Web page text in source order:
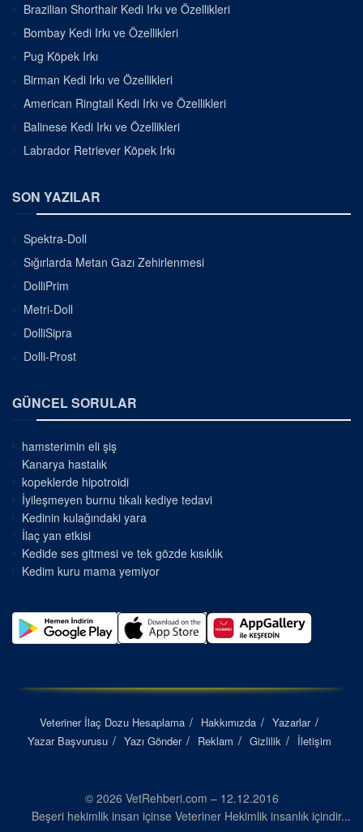
Brazilian Shorthair Kedi Irkı ve Özellikleri
Bombay Kedi Irkı ve Özellikleri
Pug Köpek Irkı
Birman Kedi Irkı ve Özellikleri
American Ringtail Kedi Irkı ve Özellikleri
Balinese Kedi Irkı ve Özellikleri
Labrador Retriever Köpek Irkı
SON YAZILAR
Spektra-Doll
Sığırlarda Metan Gazı Zehirlenmesi
DolliPrim
Metri-Doll
DolliSipra
Dolli-Prost
GÜNCEL SORULAR
hamsterimin eli şiş
Kanarya hastalık
kopeklerde hipotroidi
İyileşmeyen burnu tıkalı kediye tedavi
Kedinin kulağındaki yara
İlaç yan etkisi
Kedide ses gitmesi ve tek gözde kısıklık
Kedim kuru mama yemiyor
Veteriner İlaç Dozu Hesaplama Hakkımızda
Yazarlar
Yazar Başvurusu
Yazı Gönder Reklam Gizlilik İletişim
© 2026 VetRehberi.com – 12.12.2016
Beşeri hekimlik insan içinse Veteriner Hekimlik insanlık içindir...